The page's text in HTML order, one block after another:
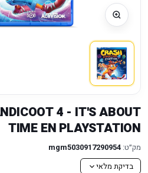
4 - IT'S ABOUT
TIME EN PLAYSTATION
מק״ט: mgm5030917290954
בדיקת מלאי